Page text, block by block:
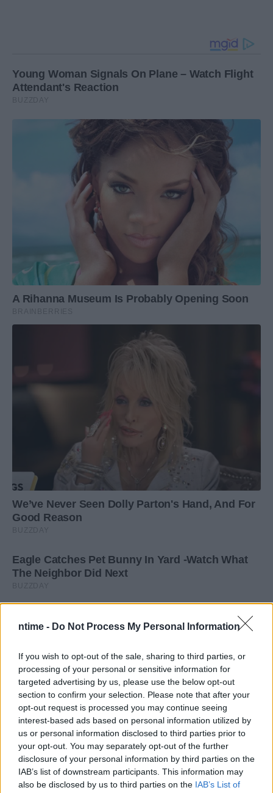
ntime - Do Not Process My Personal Information
If you wish to opt-out of the sale, sharing to third parties, or
processing of your personal or sensitive information for
targeted advertising by us, please use the below opt-out
section to confirm your selection. Please note that after your
opt-out request is processed you may continue seeing
interest-based ads based on personal information utilized by
us or personal information disclosed to third parties prior to
your opt-out. You may separately opt-out of the further
disclosure of your personal information by third parties on the
IAB’s list of downstream participants. This information may
also be disclosed by us to third parties on the IAB’s List of